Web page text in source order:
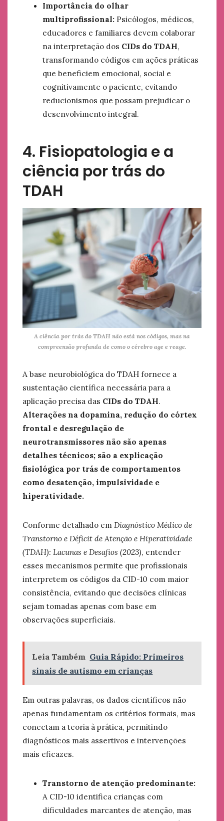
Importância do olhar
multiprofissional: Psicólogos, médicos,
educadores e familiares devem colaborar
na interpretação dos CIDs do TDAH,
transformando códigos em ações práticas
que beneficiem emocional, social e
cognitivamente o paciente, evitando
reducionismos que possam prejudicar o
desenvolvimento integral.
4. Fisiopatologia e a
ciência por trás do
TDAH
A ciência por trás do TDAH não está nos códigos, mas na
compreensão profunda de como o cérebro age e reage.
A base neurobiológica do TDAH fornece a
sustentação científica necessária para a
aplicação precisa das CIDs do TDAH.
Alterações na dopamina, redução do córtex
frontal e desregulação de
neurotransmissores não são apenas
detalhes técnicos; são a explicação
fisiológica por trás de comportamentos
como desatenção, impulsividade e
hiperatividade.
Conforme detalhado em Diagnóstico Médico de
Transtorno e Déficit de Atenção e Hiperatividade
(TDAH): Lacunas e Desafios (2023), entender
esses mecanismos permite que profissionais
interpretem os códigos da CID-10 com maior
consistência, evitando que decisões clínicas
sejam tomadas apenas com base em
observações superficiais.
Leia Também Guia Rápido: Primeiros
sinais de autismo em crianças​
Em outras palavras, os dados científicos não
apenas fundamentam os critérios formais, mas
conectam a teoria à prática, permitindo
diagnósticos mais assertivos e intervenções
mais eficazes.
Transtorno de atenção predominante:
A CID-10 identifica crianças com
dificuldades marcantes de atenção, mas